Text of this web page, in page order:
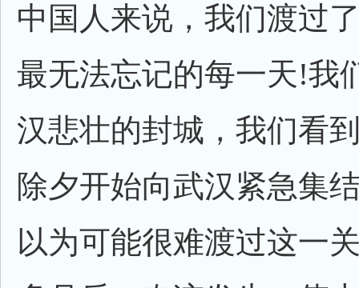
中国人来说，我们渡过
最无法忘记的每一天!我
汉悲壮的封城，我们看
除夕开始向武汉紧急集
以为可能很难渡过这一